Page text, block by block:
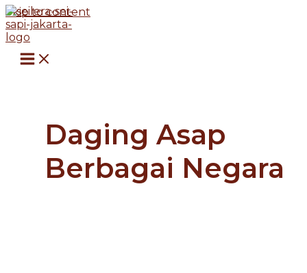
Skip to content
Daging Asap
Berbagai Negara